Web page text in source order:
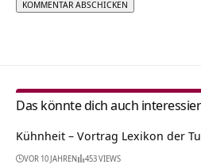
Das könnte dich auch
Kühnheit – Vortrag Lexikon der
VOR 10 JAHREN 453 VIEWS